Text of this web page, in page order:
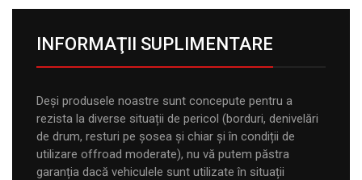
INFORMAŢII SUPLIMENTARE
Deși produsele noastre sunt concepute pentru a
rezista la diverse situații de pericol (borduri, denivelări
de drum, resturi pe șosea și chiar și în condiții de
utilizare offroad moderate), nu vă putem păstra
garanția dacă vehiculele sunt utilizate în situații